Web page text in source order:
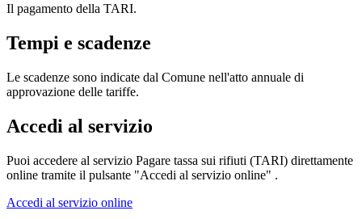
Il pagamento della TARI.
Tempi e scadenze
Le scadenze sono indicate dal Comune nell'atto annuale di
approvazione delle tariffe.
Accedi al servizio
Puoi accedere al servizio Pagare tassa sui rifiuti (TARI) direttamente
online tramite il pulsante "Accedi al servizio online" .
Accedi al servizio online